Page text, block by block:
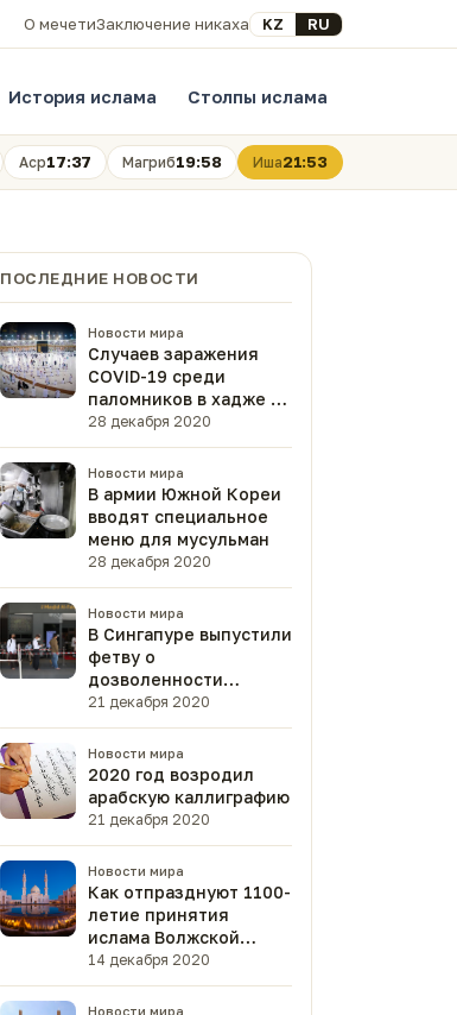
О мечетиЗаключение никахаВыберите язык
KZ RU
История ислама Столпы ислама
Аср17:37 Магриб19:58 Иша21:53
ПОСЛЕДНИЕ НОВОСТИ
Новости мира
Случаев заражения
COVID-19 среди
паломников в хадже не
было
28 декабря 2020
Новости мира
В армии Южной Кореи
вводят специальное
меню для мусульман
28 декабря 2020
Новости мира
В Сингапуре выпустили
фетву о
дозволенности
вакцины от
коронавируса
21 декабря 2020
Новости мира
2020 год возродил
арабскую каллиграфию
21 декабря 2020
Новости мира
Как отпразднуют 1100-
летие принятия
ислама Волжской
Булгарией?
14 декабря 2020
Новости мира